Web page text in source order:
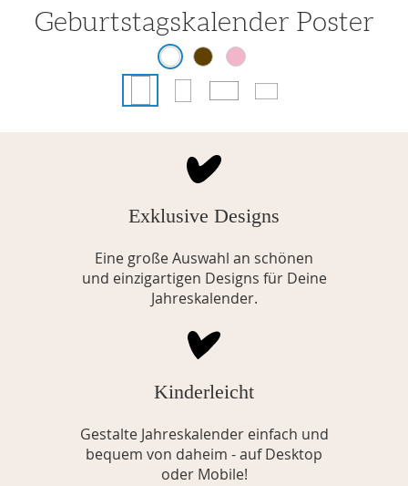
Geburtstagskalender Poster
Exklusive Designs
Eine große Auswahl an schönen
und einzigartigen Designs für Deine
Jahreskalender.
Kinderleicht
Gestalte Jahreskalender einfach und
bequem von daheim - auf Desktop
oder Mobile!